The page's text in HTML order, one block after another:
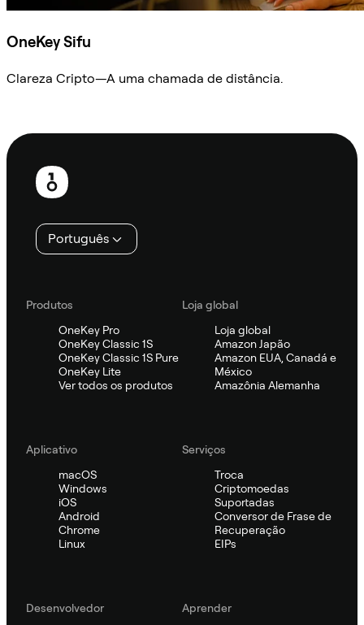
OneKey Sifu
Clareza Cripto—A uma chamada de distância.
Rodapé
Português
Produtos
OneKey Pro
OneKey Classic 1S
OneKey Classic 1S Pure
OneKey Lite
Ver todos os produtos
Loja global
Loja global
Amazon Japão
Amazon EUA, Canadá e
México
Amazônia Alemanha
Aplicativo
macOS
Windows
iOS
Android
Chrome
Linux
Serviços
Troca
Criptomoedas
Suportadas
Conversor de Frase de
Recuperação
EIPs
Desenvolvedor
Aprender